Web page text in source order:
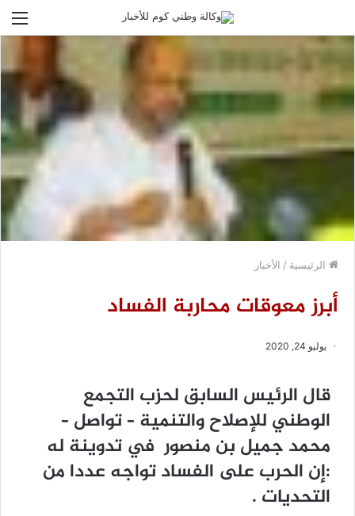
الرئيسية / الأخبار
أبرز معوقات محاربة الفساد
يوليو 24, 2020
قال ﺍﻟﺮﺋﻴﺲ ﺍﻟﺴﺎﺑﻖ ﻟﺤﺰﺏ ﺍﻟﺘﺠﻤﻊ
ﺍﻟﻮطني ﻟﻺﺻﻼﺡ ﻭﺍﻟﺘﻨﻤﻴﺔ – ﺗﻮﺍﺻﻞ –
ﻣﺤﻤﺪ ﺟﻤﻴﻞ ﺑﻦ ﻣﻨﺼﻮﺭ في تدوينة له
:ﺇﻥ ﺍﻟﺤﺮﺏ ﻋﻠﻰ ﺍﻟﻔﺴﺎﺩ ﺗﻮﺍﺟﻪ ﻋﺪﺩﺍ ﻣﻦ
ﺍﻟﺘﺤﺪﻳﺎﺕ .